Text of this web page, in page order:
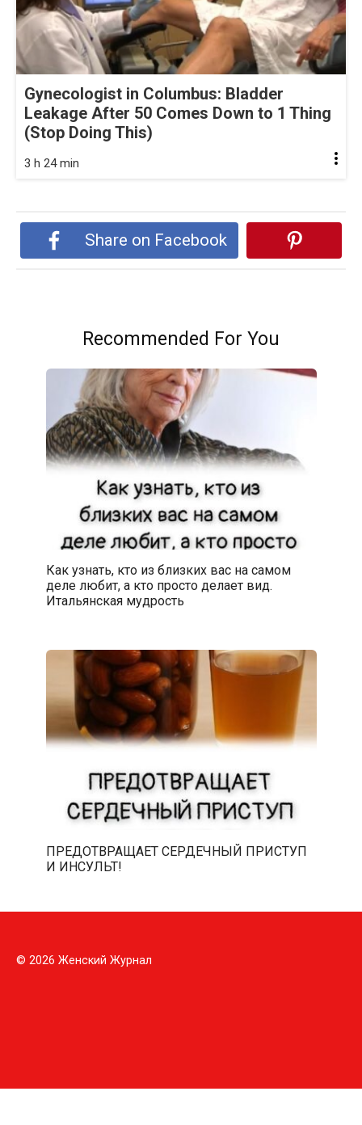
Gynecologist in Columbus: Bladder
Leakage After 50 Comes Down to 1 Thing
(Stop Doing This)
3 h 24 min
Share on Facebook
Recommended For You
Как узнать, кто из близких вас на самом
деле любит, а кто просто делает вид.
Итальянская мудрость
ПРЕДОТВРАЩАЕТ СЕРДЕЧНЫЙ ПРИСТУП
И ИНСУЛЬТ!
© 2026 Женский Журнал